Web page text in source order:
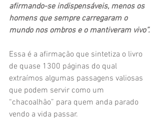
afirmando-se indispensáveis, menos os
homens que sempre carregaram o
mundo nos ombros e o mantiveram vivo”.
Essa é a afirmação que sintetiza o livro
de quase 1300 páginas do qual
extraímos algumas passagens valiosas
que podem servir como um
“chacoalhão” para quem anda parado
vendo a vida passar.